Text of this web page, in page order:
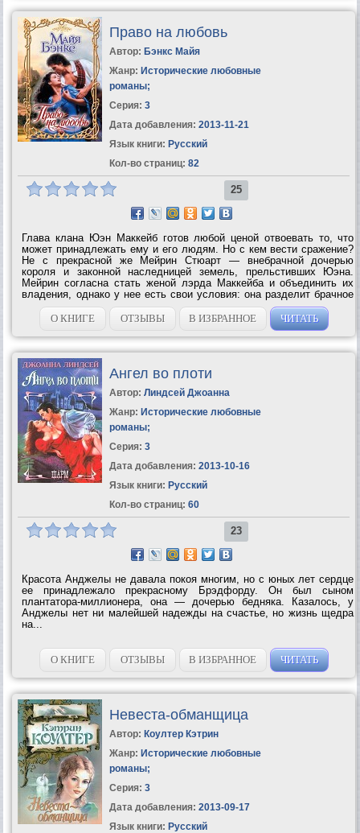
Право на любовь
Автор: Бэнкс Майя
Жанр: Исторические любовные
романы;
Серия: 3
Дата добавления: 2013-11-21
Язык книги: Русский
Кол-во страниц: 82
25
Глава клана Юэн Маккейб готов любой ценой отвоевать то, что
может принадлежать ему и его людям. Но с кем вести сражение?
Не с прекрасной же Мейрин Стюарт — внебрачной дочерью
короля и законной наследницей земель, прельстивших Юэна.
Мейрин согласна стать женой лэрда Маккейба и объединить их
владения, однако у нее есть свои условия: она разделит брачное
ложе только с тем мужчиной, которого полюбит. И доблестному
воину, искушенному на...
О КНИГЕ ОТЗЫВЫ В ИЗБРАННОЕ ЧИТАТЬ
Ангел во плоти
Автор: Линдсей Джоанна
Жанр: Исторические любовные
романы;
Серия: 3
Дата добавления: 2013-10-16
Язык книги: Русский
Кол-во страниц: 60
23
Красота Анджелы не давала покоя многим, но с юных лет сердце
ее принадлежало прекрасному Брэдфорду. Он был сыном
плантатора-миллионера, она — дочерью бедняка. Казалось, у
Анджелы нет ни малейшей надежды на счастье, но жизнь щедра
на...
О КНИГЕ ОТЗЫВЫ В ИЗБРАННОЕ ЧИТАТЬ
Невеста-обманщица
Автор: Коултер Кэтрин
Жанр: Исторические любовные
романы;
Серия: 3
Дата добавления: 2013-09-17
Язык книги: Русский